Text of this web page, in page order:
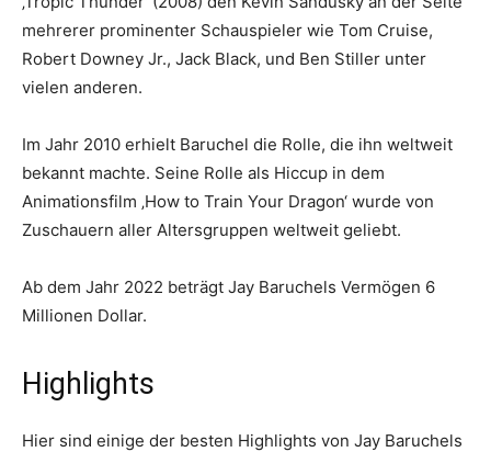
mehrerer prominenter Schauspieler wie Tom Cruise,
Robert Downey Jr., Jack Black, und Ben Stiller unter
vielen anderen.
Im Jahr 2010 erhielt Baruchel die Rolle, die ihn weltweit
bekannt machte. Seine Rolle als Hiccup in dem
Animationsfilm ‚How to Train Your Dragon‘ wurde von
Zuschauern aller Altersgruppen weltweit geliebt.
Ab dem Jahr 2022 beträgt Jay Baruchels Vermögen 6
Millionen Dollar.
Highlights
Hier sind einige der besten Highlights von Jay Baruchels